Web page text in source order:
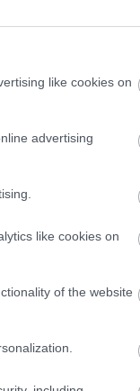
like cookies on
advertising
like cookies on
of the website
tetőkön
már
2014
2014
2013
2013
RSS 2.0